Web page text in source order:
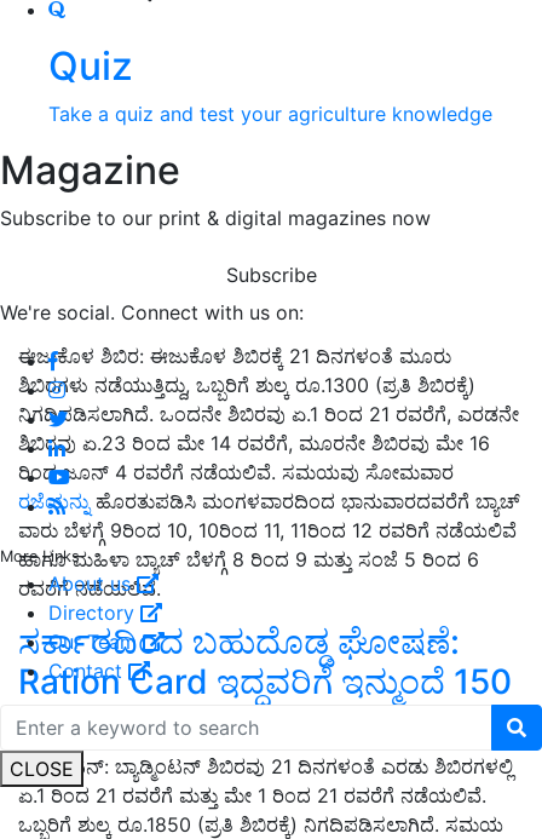
Quiz
Take a quiz and test your agriculture knowledge
Magazine
Subscribe to our print & digital magazines now
Subscribe
We're social. Connect with us on:
More Links
About us
Directory
Our Team
Contact
CLOSE
ಈಜುಕೊಳ ಶಿಬಿರ: ಈಜುಕೊಳ ಶಿಬಿರಕ್ಕೆ 21 ದಿನಗಳಂತೆ ಮೂರು
ಶಿಬಿರಗಳು ನಡೆಯುತ್ತಿದ್ದು, ಒಬ್ಬರಿಗೆ ಶುಲ್ಕ ರೂ.1300 (ಪ್ರತಿ ಶಿಬಿರಕ್ಕೆ)
ನಿಗದಿಪಡಿಸಲಾಗಿದೆ. ಒಂದನೇ ಶಿಬಿರವು ಏ.1 ರಿಂದ 21 ರವರೆಗೆ, ಎರಡನೇ
ಶಿಬಿರವು ಏ.23 ರಿಂದ ಮೇ 14 ರವರೆಗೆ, ಮೂರನೇ ಶಿಬಿರವು ಮೇ 16
ರಿಂದ ಜೂನ್ 4 ರವರೆಗೆ ನಡೆಯಲಿವೆ. ಸಮಯವು ಸೋಮವಾರ
ರಜೆಯನ್ನುಹೊರತುಪಡಿಸಿ ಮಂಗಳವಾರದಿಂದ ಭಾನುವಾರದವರೆಗೆ ಬ್ಯಾಚ್
ವಾರು ಬೆಳಗ್ಗೆ 9ರಿಂದ 10, 10ರಿಂದ 11, 11ರಿಂದ 12 ರವರಿಗೆ ನಡೆಯಲಿವೆ
ಹಾಗೂ ಮಹಿಳಾ ಬ್ಯಾಚ್ ಬೆಳಗ್ಗೆ 8 ರಿಂದ 9 ಮತ್ತು ಸಂಜೆ 5 ರಿಂದ 6
ರವರೆಗೆ ನಡೆಯಲಿವೆ.
ಸರ್ಕಾರದಿಂದ ಬಹುದೊಡ್ಡ ಘೋಷಣೆ:
Ration Card ಇದ್ದವರಿಗೆ ಇನ್ಮುಂದೆ 150
kg ಅಕ್ಕಿ ಫ್ರೀ!
ಬ್ಯಾಡ್ಮಿಂಟನ್: ಬ್ಯಾಡ್ಮಿಂಟನ್ ಶಿಬಿರವು 21 ದಿನಗಳಂತೆ ಎರಡು ಶಿಬಿರಗಳಲ್ಲಿ
ಏ.1 ರಿಂದ 21 ರವರೆಗೆ ಮತ್ತು ಮೇ 1 ರಿಂದ 21 ರವರೆಗೆ ನಡೆಯಲಿವೆ.
ಒಬ್ಬರಿಗೆ ಶುಲ್ಕ ರೂ.1850 (ಪ್ರತಿ ಶಿಬಿರಕ್ಕೆ) ನಿಗದಿಪಡಿಸಲಾಗಿದೆ. ಸಮಯ